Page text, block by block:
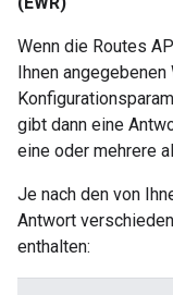
Wenn die Routes
Ihnen angegebenen
gibt dann eine
eine oder mehrere
Je nach den von
Antwort
enthalten: